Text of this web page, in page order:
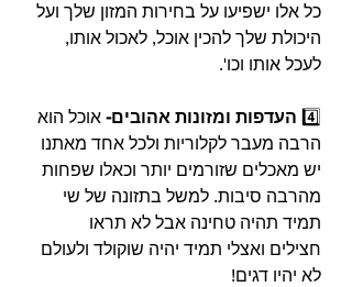
כל אלו ישפיעו על בחירות המזון שלך ועל
היכולת שלך להכין אוכל, לאכול אותו,
לעכל אותו וכו'.⁣⁣
4️⃣ העדפות ומזונות אהובים- אוכל הוא
הרבה מעבר לקלוריות ולכל אחד מאתנו
יש מאכלים שזורמים יותר וכאלו שפחות
מהרבה סיבות. למשל בתזונה של שי
תמיד תהיה טחינה אבל לא תראו
חצילים ואצלי תמיד יהיה שוקולד ולעולם
לא יהיו דגים!⁣⁣